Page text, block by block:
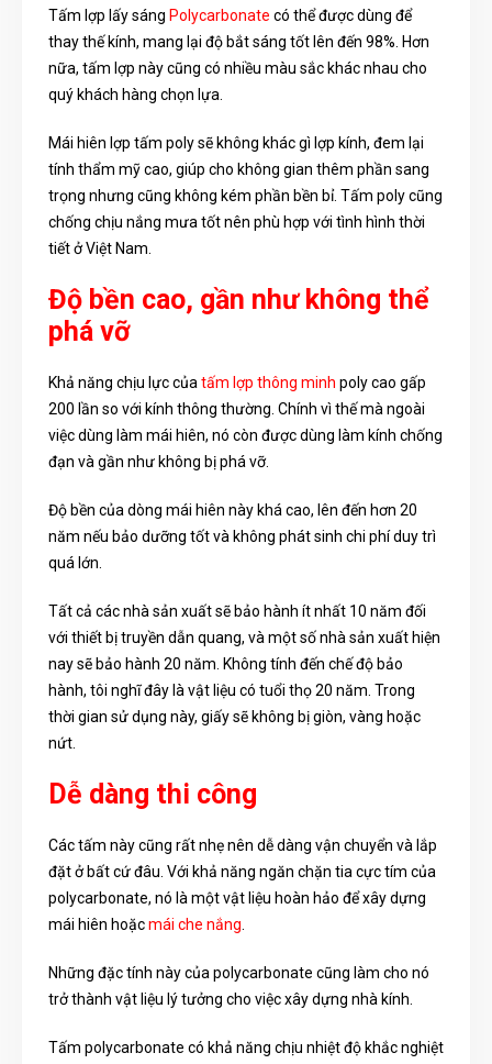
Tấm lợp lấy sáng Polycarbonate có thể được dùng để
thay thế kính, mang lại độ bắt sáng tốt lên đến 98%. Hơn
nữa, tấm lợp này cũng có nhiều màu sắc khác nhau cho
quý khách hàng chọn lựa.
Mái hiên lợp tấm poly sẽ không khác gì lợp kính, đem lại
tính thẩm mỹ cao, giúp cho không gian thêm phần sang
trọng nhưng cũng không kém phần bền bỉ. Tấm poly cũng
chống chịu nắng mưa tốt nên phù hợp với tình hình thời
tiết ở Việt Nam.
Độ bền cao, gần như không thể
phá vỡ
Khả năng chịu lực của tấm lợp thông minh poly cao gấp
200 lần so với kính thông thường. Chính vì thế mà ngoài
việc dùng làm mái hiên, nó còn được dùng làm kính chống
đạn và gần như không bị phá vỡ.
Độ bền của dòng mái hiên này khá cao, lên đến hơn 20
năm nếu bảo dưỡng tốt và không phát sinh chi phí duy trì
quá lớn.
Tất cả các nhà sản xuất sẽ bảo hành ít nhất 10 năm đối
với thiết bị truyền dẫn quang, và một số nhà sản xuất hiện
nay sẽ bảo hành 20 năm. Không tính đến chế độ bảo
hành, tôi nghĩ đây là vật liệu có tuổi thọ 20 năm. Trong
thời gian sử dụng này, giấy sẽ không bị giòn, vàng hoặc
nứt.
Dễ dàng thi công
Các tấm này cũng rất nhẹ nên dễ dàng vận chuyển và lắp
đặt ở bất cứ đâu. Với khả năng ngăn chặn tia cực tím của
polycarbonate, nó là một vật liệu hoàn hảo để xây dựng
mái hiên hoặcmái che nắng
Những đặc tính này của polycarbonate cũng làm cho nó
trở thành vật liệu lý tưởng cho việc xây dựng nhà kính.
Tấm polycarbonate có khả năng chịu nhiệt độ khắc nghiệt